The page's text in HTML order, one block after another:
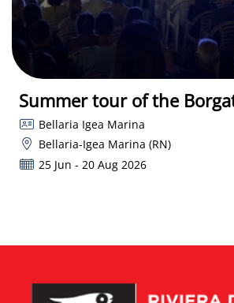
Summer tour of the
Bellaria Igea Marina
Bellaria-Igea Marina (RN)
25 Jun - 20 Aug 2026